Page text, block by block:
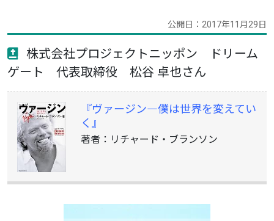
公開日：2017年11月29日
株式会社プロジェクトニッポン ドリーム
ゲート 代表取締役 松谷 卓也さん
『ヴァージン―僕は世界を変えてい
く』
著者：リチャード・ブランソン